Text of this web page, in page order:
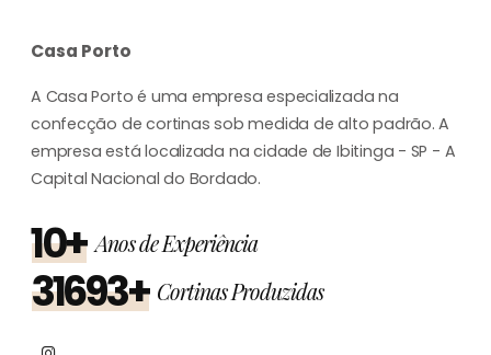
Casa Porto
A Casa Porto é uma empresa especializada na
confecção de cortinas sob medida de alto padrão. A
empresa está localizada na cidade de Ibitinga - SP - A
Capital Nacional do Bordado.
10+ Anos de Experiência
31693+ Cortinas Produzidas